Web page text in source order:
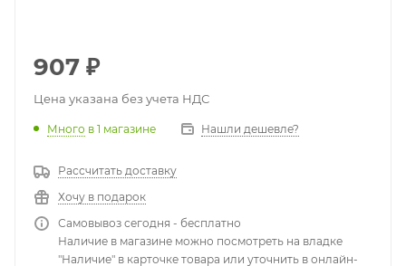
907 ₽
Цена указана без учета НДС
Много в 1 магазине Нашли дешевле?
Рассчитать доставку
Хочу в подарок
Самовывоз сегодня - бесплатно
Наличие в магазине можно посмотреть на владке
"Наличие" в карточке товара или уточнить в онлайн-